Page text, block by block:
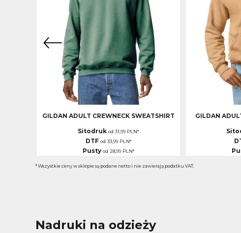
GILDAN ADULT CREWNECK SWEATSHIRT
Sitodruk od 31,99 PLN*
DTFod 33,99 PLN*
Pustyod 28,99 PLN*
GILDAN
* Wszystkie ceny w sklepie są podane netto i nie zawierają podatku VAT.
Nadruki na odzieży